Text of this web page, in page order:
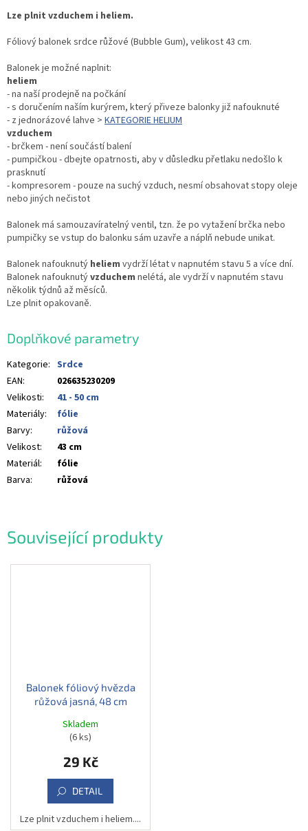
Související produkty
Balonek fóliový hvězda
růžová jasná, 48 cm
Skladem
(6 ks)
29 Kč
DETAIL
Lze plnit vzduchem i heliem....
Lze plnit vzduchem i heliem.
Fóliový balonek srdce růžové (Bubble Gum), velikost 43 cm.
Balonek je možné naplnit:
heliem
- na naší prodejně na počkání
- s doručením naším kurýrem, který přiveze balonky již nafouknuté
- z jednorázové lahve > KATEGORIE HELIUM
vzduchem
- brčkem - není součástí balení
- pumpičkou - dbejte opatrnosti, aby v důsledku přetlaku nedošlo k
prasknutí
- kompresorem - pouze na suchý vzduch, nesmí obsahovat stopy oleje
nebo jiných nečistot
Balonek má samouzavíratelný ventil, tzn. že po vytažení brčka nebo
pumpičky se vstup do balonku sám uzavře a náplň nebude unikat.
Balonek nafouknutý heliem vydrží létat v napnutém stavu 5 a více dní.
Balonek nafouknutývzduchem nelétá, ale vydrží v napnutém stavu
několik týdnů až měsíců.
Lze plnit opakovaně.
Doplňkové parametry
Kategorie: Srdce
EAN:
026635230209
Velikosti:
41 - 50 cm
Materiály:
fólie
Barvy:
růžová
Velikost:
43 cm
Materiál:
fólie
Barva: růžová